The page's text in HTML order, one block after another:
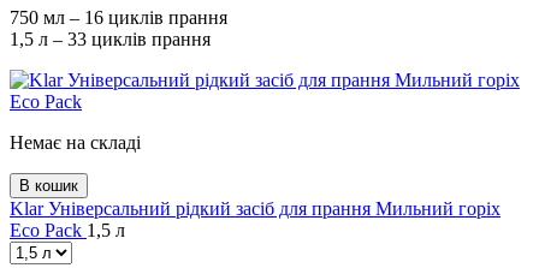
750 мл – 16 циклів прання
1,5 л – 33 циклів прання
Немає на складі
В кошик
Klar Універсальний рідкий засіб для прання Мильний горіх
Eco Pack 1,5 л